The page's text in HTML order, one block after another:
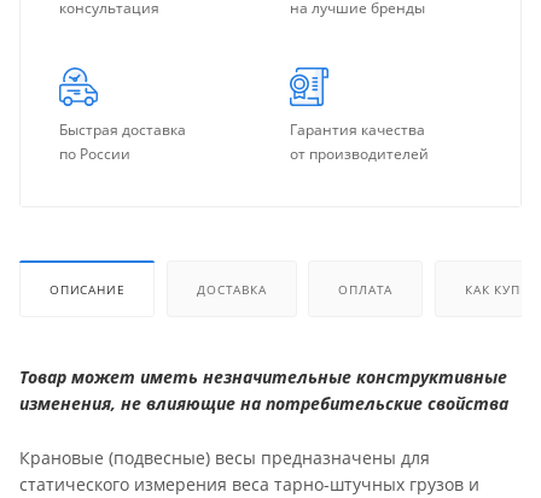
консультация
на лучшие бренды
Быстрая доставка
по России
Гарантия качества
от производителей
ОПИСАНИЕ ДОСТАВКА ОПЛАТА КАК
Товар может иметь незначительные конструктивные
изменения, не влияющие на потребительские свойства
Крановые (подвесные) весы предназначены для
статического измерения веса тарно-штучных грузов и